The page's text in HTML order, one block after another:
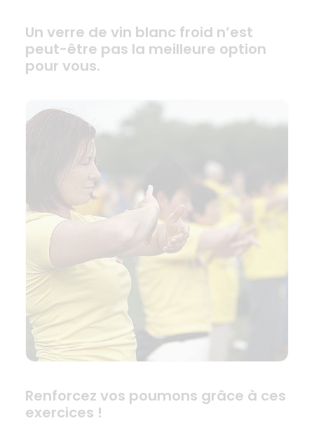
Un verre de vin blanc froid n’est
peut-être pas la meilleure option
pour vous.
Renforcez vos poumons grâce à ces
exercices !